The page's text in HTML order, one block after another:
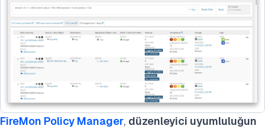
FireMon Policy Manager, düzenleyici uyumluluğun